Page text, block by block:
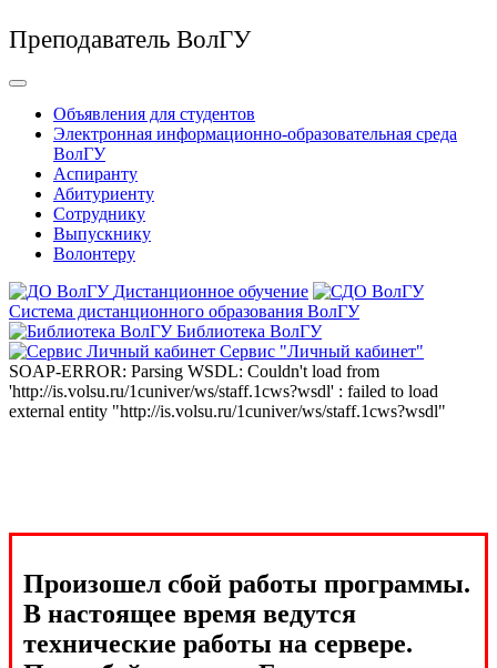
Преподаватель ВолГУ
Объявления для студентов
Электронная информационно-образовательная среда
ВолГУ
Аспиранту
Абитуриенту
Сотруднику
Выпускнику
Волонтеру
Дистанционное обучение
Система дистанционного образования ВолГУ
Библиотека ВолГУ
Сервис "Личный кабинет"
SOAP-ERROR: Parsing WSDL: Couldn't load from
'http://is.volsu.ru/1cuniver/ws/staff.1cws?wsdl' : failed to load
external entity "http://is.volsu.ru/1cuniver/ws/staff.1cws?wsdl"
Произошел сбой работы программы.
В настоящее время ведутся
технические работы на сервере.